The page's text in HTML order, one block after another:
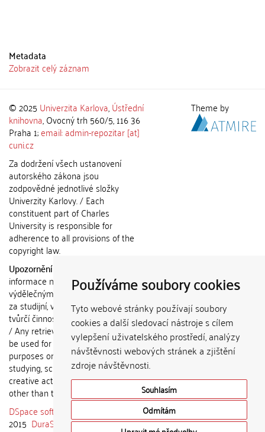
Používáme soubory cookies
Tyto webové stránky používají soubory
cookies a další sledovací nástroje s cílem
vylepšení uživatelského prostředí, analýzy
návštěvnosti webových stránek a zjištění
zdroje návštěvnosti.
Souhlasím
Odmítám
Metadata
Zobrazit celý záznam
© 2025 Univerzita Karlova,Ústřední
knihovna, Ovocný trh 560/5, 116 36
Praha 1;email: admin-repozitar [at]
cuni.cz
Za dodržení všech ustanovení
autorského zákona jsou
zodpovědné jednotlivé složky
Univerzity Karlovy. / Each
constituent part of Charles
University is responsible for
adherence to all provisions of the
copyright law.
Upozornění / Notice:
informace nemohou být použity k
výdělečným účelům nebo vydávány
za studijní, vědeckou nebo jinou
tvůrčí činnost jiné osoby než autora.
/ Any retrieved information shall not
be used for any commercial
purposes or claimed as results of
studying, scientific or any other
creative activities of any person
other than the author.
DSpace software
copyright © 2002-
2015 DuraSpace
Theme by